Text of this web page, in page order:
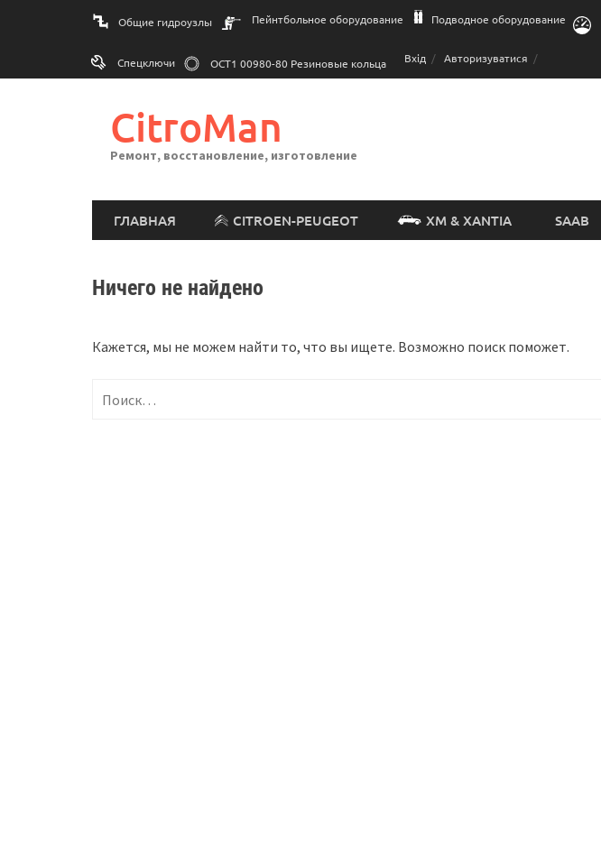
Общие гидроузлы Пейнтбольное оборудование Подводное оборудование
Спецключи ОСТ1 00980-80 Резиновые кольца Вхід Авторизуватися
CitroMan
Ремонт, восстановление, изготовление
ГЛАВНАЯ CITROEN-PEUGEOT XM & XANTIA SAAB
Ничего не найдено
Кажется, мы не можем найти то, что вы ищете. Возможно поиск поможет.